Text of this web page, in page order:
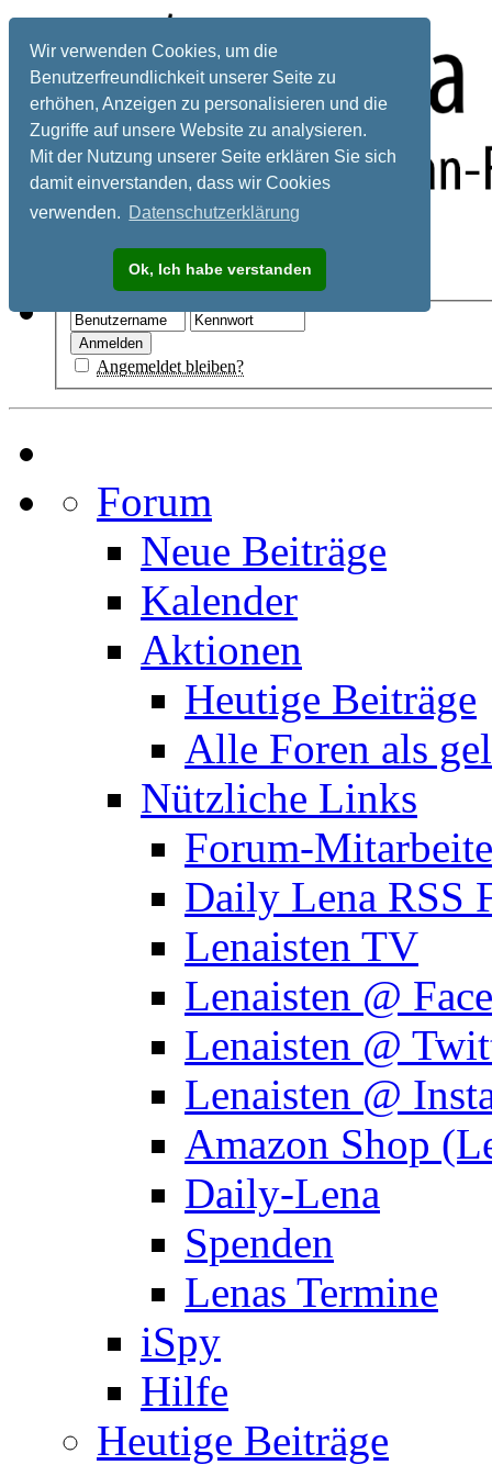
Wir verwenden Cookies, um die
Benutzerfreundlichkeit unserer Seite zu
erhöhen, Anzeigen zu personalisieren und die
Zugriffe auf unsere Website zu analysieren.
Mit der Nutzung unserer Seite erklären Sie sich
damit einverstanden, dass wir Cookies
verwenden. Datenschutzerklärung
Ok, Ich habe verstanden
Registrieren
Angemeldet bleiben?
Forum
Neue Beiträge
Kalender
Aktionen
Heutige Beiträge
Alle Foren als
Nützliche Links
Forum-
Daily Lena RSS
Lenaisten TV
Lenaisten @
Lenaisten @
Lenaisten @
Amazon Shop
Daily-Lena
Spenden
Lenas Termine
iSpy
Hilfe
Heutige Beiträge